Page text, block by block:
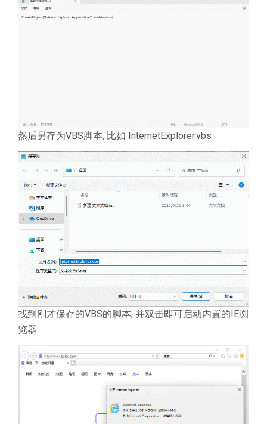
然后另存为VBS脚本, 比如 InternetExplorer.vbs
找到刚才保存的VBS的脚本, 并双击即可启动内置的IE浏
览器